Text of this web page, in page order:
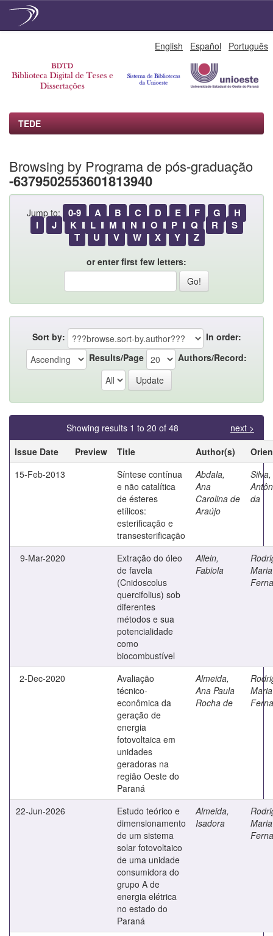
English Español Português
TEDE
Browsing by Programa de pós-graduação
-6379502553601813940
Jump to: 0-9 A B C D E F G
H
I
J K L M N O P Q R
S
T
U V W X Y Z
or enter first few letters:
Sort by:
In order:
Results/Page
Authors/Record:
Showing results 1 to 20 of 48
next >
Issue Date
Preview Title Author(s)
15-Feb-2013
Síntese contínua
e não catalítica
de ésteres
etílicos:
esterificação e
transesterificação
Abdala,
Ana
Carolina de
Araújo
da
9-Mar-2020
Extração do óleo
de favela
(Cnidoscolus
quercifolius) sob
diferentes
métodos e sua
potencialidade
como
biocombustível
Allein,
Fabiola
2-Dec-2020
Avaliação
técnico-
econômica da
geração de
energia
fotovoltaica em
unidades
geradoras na
região Oeste do
Paraná
Almeida,
Ana Paula
Rocha de
22-Jun-2026
Estudo teórico e
dimensionamento
de um sistema
solar fotovoltaico
de uma unidade
consumidora do
grupo A de
energia elétrica
no estado do
Paraná
Almeida,
Isadora